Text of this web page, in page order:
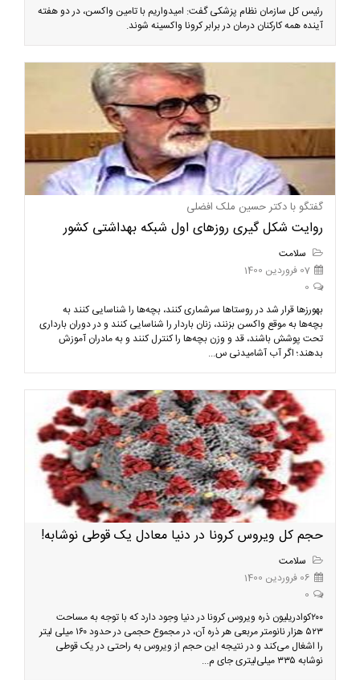
رئیس کل سازمان نظام پزشکی گفت: امیدواریم با تامین واکسن، در دو هفته
آینده همه کارکنان درمان در برابر کرونا واکسینه شوند.
گفتگو با دکتر حسین ملک افضلی
روایت شکل گیری روزهای اول شبکه بهداشتی کشور
سلامت
07 فروردین 1400
0
بهورزها قرار شد در روستاها سرشماری کنند، بچه‌ها را شناسایی کنند به
بچه‌ها به موقع واکسن بزنند، زنان باردار را شناسایی کنند و در دوران بارداری
تحت پوشش باشند، قد و وزن بچه‌ها را کنترل کنند و به مادران آموزش
بدهند؛ اگر آب آشامیدنی س...
حجم کل ویروس کرونا در دنیا معادل یک قوطی نوشابه!
سلامت
06 فروردین 1400
0
۲۰۰کوادریلیون ذره ویروس کرونا در دنیا وجود دارد که با توجه به مساحت
۵۲۳ هزار نانومتر مربعی هر ذره آن، در مجموع حجمی در حدود ۱۶۰ میلی ‌لیتر
را اشغال می‌کند و در نتیجه این حجم از ویروس به راحتی در یک قوطی
نوشابه ۳۳۵ میلی‌لیتری جای م...